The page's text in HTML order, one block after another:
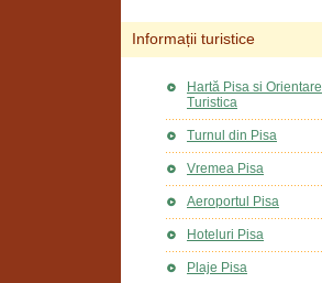
Informații turistice
Hartă Pisa si Orientare
Turistica
Turnul din Pisa
Vremea Pisa
Aeroportul Pisa
Hoteluri Pisa
Plaje Pisa